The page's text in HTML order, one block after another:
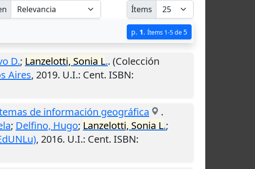
Ítems
p. 1. Ítems 1-5 de 5
D.; Lanzelotti, Sonia L.. (Colección
Aires, 2019. U.I.: Cent. ISBN:
de información geográfica
.
; Delfino, Hugo; Lanzelotti, Sonia L.;
, 2016. U.I.: Cent. ISBN: